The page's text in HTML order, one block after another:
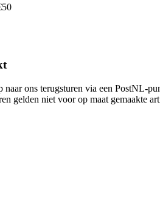
naar ons terugsturen via een PostNL-
gelden niet voor op maat gemaakte